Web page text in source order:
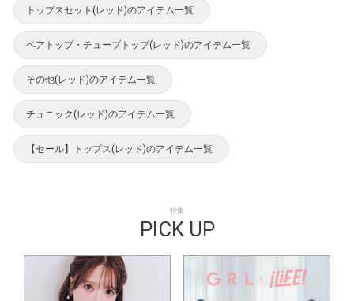
トップスセット(レッド)のアイテム一覧
ベアトップ・チューブトップ(レッド)のアイテム一覧
その他(レッド)のアイテム一覧
チュニック(レッド)のアイテム一覧
【セール】トップス(レッド)のアイテム一覧
特集
PICK UP